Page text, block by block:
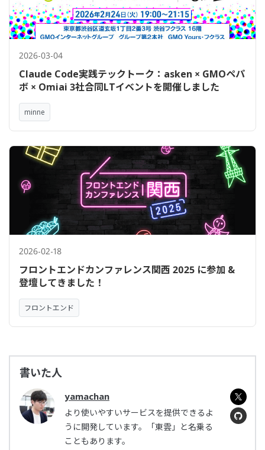
2026-03-04
Claude Code実践テックトーク：asken × GMOペパ
ボ × Omiai 3社合同LTイベントを開催しました
minne
2026-02-18
フロントエンドカンファレンス関西 2025 に参加 &
登壇してきました！
フロントエンド
書いた人
yamachan
より使いやすいサービスを提供できるよ
うに開発しています。「東雲」と名乗る
こともあります。